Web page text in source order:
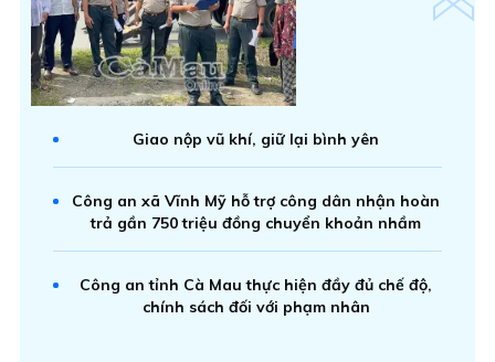
Giao nộp vũ khí, giữ lại bình yên
Công an xã Vĩnh Mỹ hỗ trợ công dân nhận hoàn
trả gần 750 triệu đồng chuyển khoản nhầm
Công an tỉnh Cà Mau thực hiện đầy đủ chế độ,
chính sách đối với phạm nhân